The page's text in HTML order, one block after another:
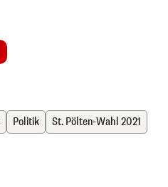
Politik St. Pölten-Wahl 2021